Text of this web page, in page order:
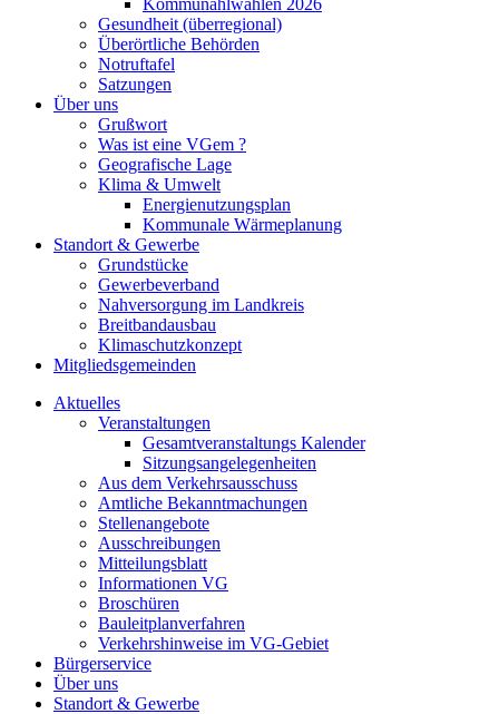
Kommunahlwahlen 2026
Gesundheit (überregional)
Überörtliche Behörden
Notruftafel
Satzungen
Über uns
Grußwort
Was ist eine VGem ?
Geografische Lage
Klima & Umwelt
Energienutzungsplan
Kommunale Wärmeplanung
Standort & Gewerbe
Grundstücke
Gewerbeverband
Nahversorgung im Landkreis
Breitbandausbau
Klimaschutzkonzept
Mitgliedsgemeinden
Aktuelles
Veranstaltungen
Gesamtveranstaltungs Kalender
Sitzungsangelegenheiten
Aus dem Verkehrsausschuss
Amtliche Bekanntmachungen
Stellenangebote
Ausschreibungen
Mitteilungsblatt
Informationen VG
Broschüren
Bauleitplanverfahren
Verkehrshinweise im VG-Gebiet
Bürgerservice
Über uns
Standort & Gewerbe